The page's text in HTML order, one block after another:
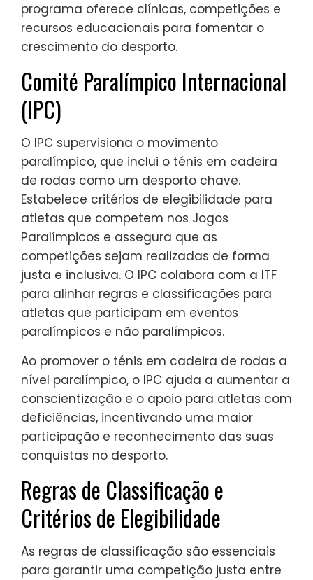
programa oferece clínicas, competições e
recursos educacionais para fomentar o
crescimento do desporto.
Comité Paralímpico Internacional
(IPC)
O IPC supervisiona o movimento
paralímpico, que inclui o ténis em cadeira
de rodas como um desporto chave.
Estabelece critérios de elegibilidade para
atletas que competem nos Jogos
Paralímpicos e assegura que as
competições sejam realizadas de forma
justa e inclusiva. O IPC colabora com a ITF
para alinhar regras e classificações para
atletas que participam em eventos
paralímpicos e não paralímpicos.
Ao promover o ténis em cadeira de rodas a
nível paralímpico, o IPC ajuda a aumentar a
conscientização e o apoio para atletas com
deficiências, incentivando uma maior
participação e reconhecimento das suas
conquistas no desporto.
Regras de Classificação e
Critérios de Elegibilidade
As regras de classificação são essenciais
para garantir uma competição justa entre